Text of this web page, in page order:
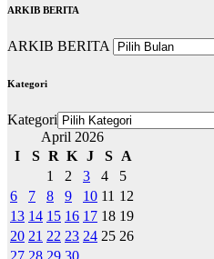
ARKIB BERITA
ARKIB BERITA
Kategori
Kategori
April 2026
I
S R K J S
A
1
2 3 4
5
6
7 8 9 10 11 12
13 14 15 16 17 18 19
20 21 22 23 24 25 26
27 28 29 30